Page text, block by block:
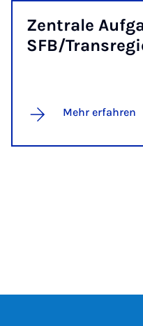
Zen­tra­le
SFB/
Mehr erfahren